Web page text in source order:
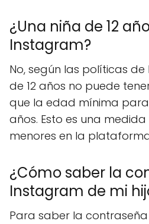
¿Una niña de 12
Instagram?
No, según las políticas
de 12 años no puede
que la edad mínima para
años. Esto es una
menores en la
¿Cómo saber la
Instagram de mi
Para saber la